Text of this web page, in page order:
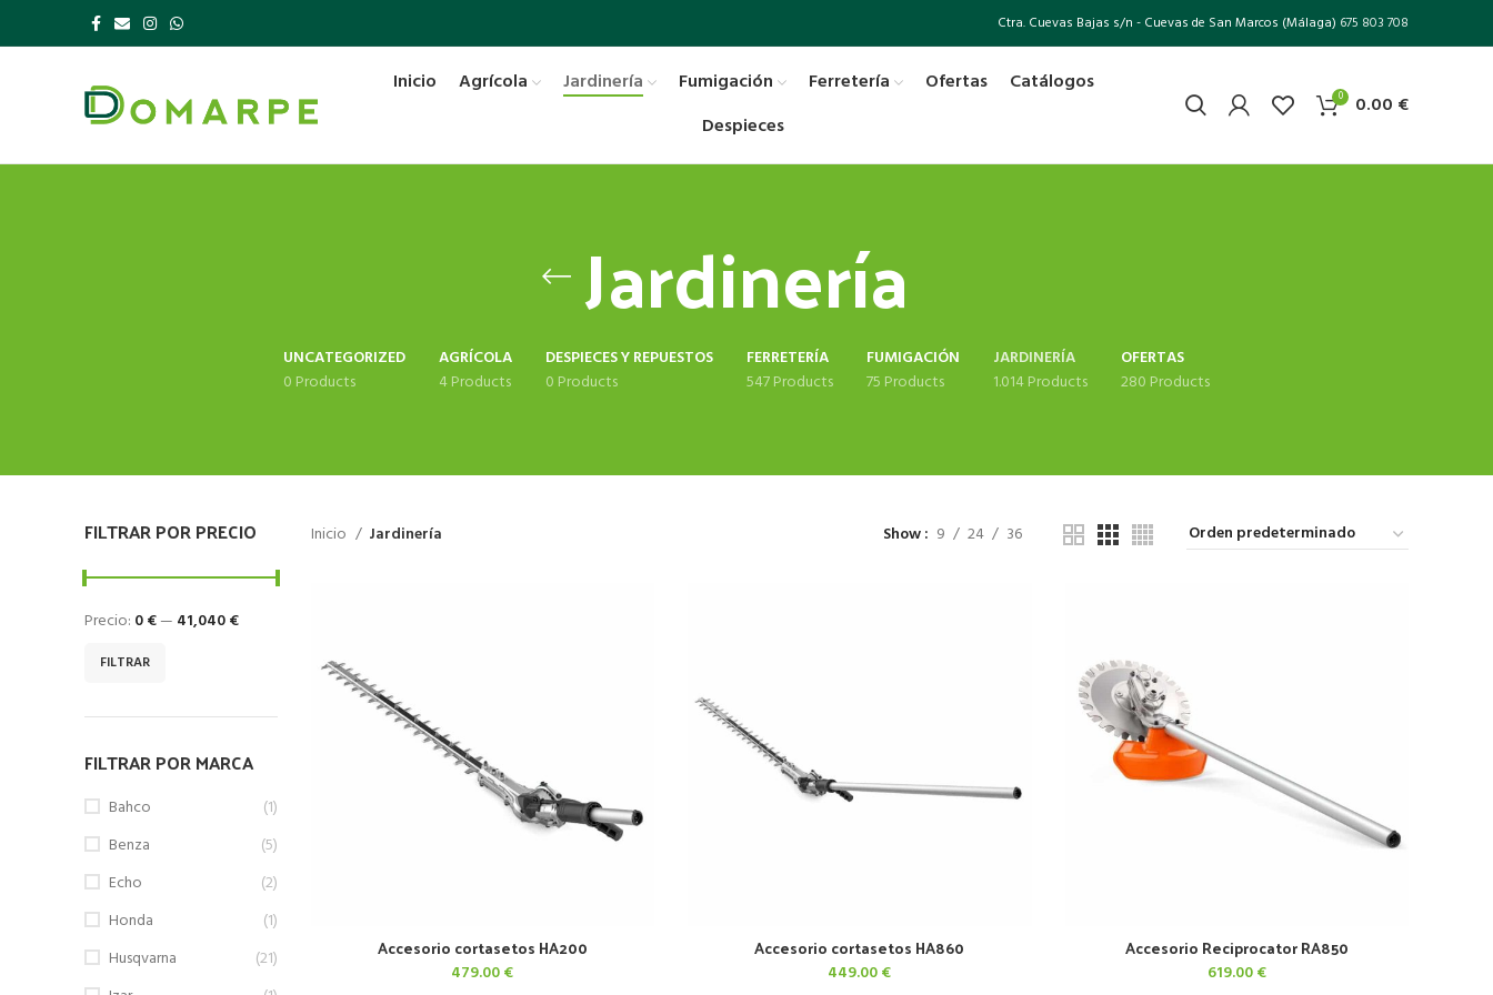
Ctra. Cuevas Bajas s/n - Cuevas de San Marcos (Málaga) 675 803 708
Inicio Agrícola Jardinería Fumigación Ferretería Ofertas
Catálogos
Despieces
0 0.00 €
Jardinería
UNCATEGORIZED
0 Products
AGRÍCOLA
4 Products
DESPIECES Y REPUESTOS
0 Products
FERRETERÍA
547 Products
FUMIGACIÓN
75 Products
JARDINERÍA
1.014 Products
OFERTAS
280 Products
FILTRAR POR PRECIO
Precio
Precio
FILTRAR
Precio: 0 €— 41,040 €
FILTRAR POR MARCA
Bahco
(1)
Benza
(5)
Echo
(2)
Honda
(1)
Husqvarna
(21)
Inicio Jardinería Show 9 24 36
AÑADIR AL CARRITO
Accesorio cortasetos HA200
479.00€
AÑADIR AL CARRITO
Accesorio cortasetos HA860
449.00€
AÑADIR AL CARRITO
Accesorio Reciprocator RA850
619.00€